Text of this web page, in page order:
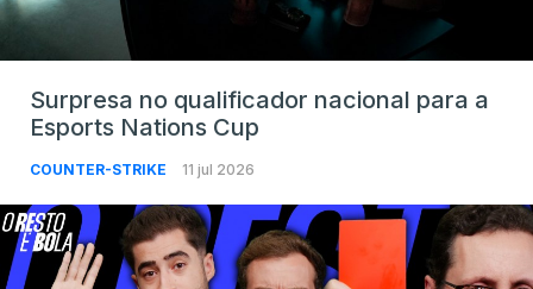
Surpresa no qualificador nacional para a
Esports Nations Cup
COUNTER-STRIKE 11 jul 2026